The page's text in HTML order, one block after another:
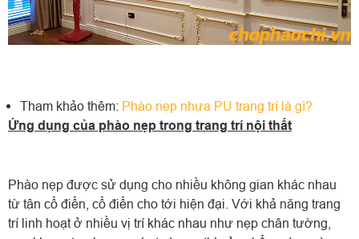
Tham khảo thêm: Phào nẹp nhựa PU trang trí là gì?
Ứng dụng của phào nẹp trong trang trí nội thất
Phào nẹp được sử dụng cho nhiều không gian khác nhau
từ tân cổ điển, cổ điển cho tới hiện đại. Với khả năng trang
trí linh hoạt ở nhiều vị trí khác nhau như nẹp chân tường,